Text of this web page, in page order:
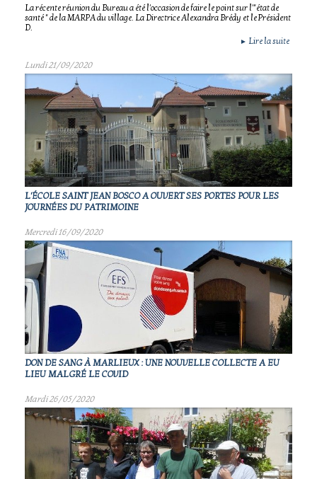
La récente réunion du Bureau a été l'occasion de faire le point sur l'"état de
santé " de la MARPA du village. La Directrice Alexandra Brédy et le Président
D.
► Lire la suite
Lundi 21/09/2020
L'ÉCOLE SAINT JEAN BOSCO A OUVERT SES PORTES POUR LES
JOURNÉES DU PATRIMOINE
Mercredi 16/09/2020
DON DE SANG À MARLIEUX : UNE NOUVELLE COLLECTE A EU
LIEU MALGRÉ LE COVID
Mardi 26/05/2020